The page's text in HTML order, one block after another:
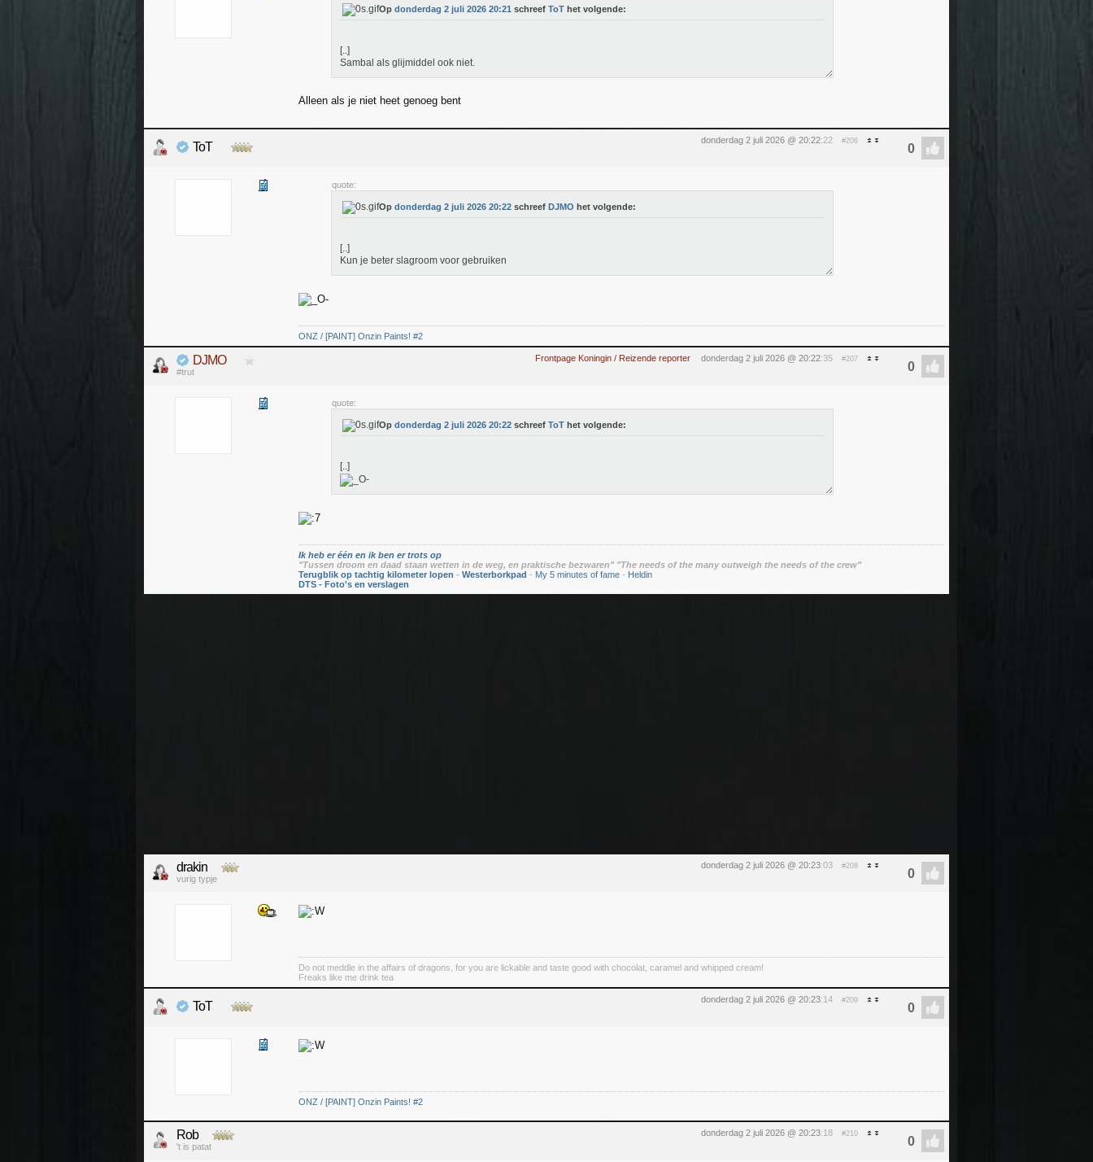
Op donderdag 2 juli 2026 20:21 schreef ToT het volgende:
[..]
Sambal als glijmiddel ook niet.
Alleen als je niet heet genoeg bent
donderdag 2 juli 2026 @ 20:22:22 #206
ToT
quote:
Op donderdag 2 juli 2026 20:22 schreef DJMO het volgende:
[..]
Kun je beter slagroom voor gebruiken
ONZ / [PAINT] Onzin Paints! #2
Frontpage Koningin / Reizende reporter donderdag 2 juli 2026 @ 20:22:35 #207
DJMO
#trut
quote:
Op donderdag 2 juli 2026 20:22 schreef ToT het volgende:
[..]
Ik heb er één en ik ben er trots op
"Tussen droom en daad staan wetten in de weg, en praktische bezwaren" "The needs of the many outweigh the needs of the crew"
Terugblik op tachtig kilometer lopen - Westerborkpad - My 5 minutes of fame - Heldin
DTS - Foto's en verslagen
donderdag 2 juli 2026 @ 20:23:03 #208
drakin
vurig typje
Do not meddle in the affairs of dragons, for you are lickable and taste good with chocolat, caramel and whipped cream!
Freaks like me drink tea
donderdag 2 juli 2026 @ 20:23:14 #209
ToT
ONZ / [PAINT] Onzin Paints! #2
donderdag 2 juli 2026 @ 20:23:18 #210
Rob
't is patat